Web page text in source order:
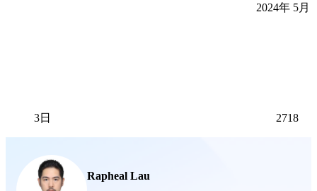
2024年 5月
3日 2718
Rapheal Lau